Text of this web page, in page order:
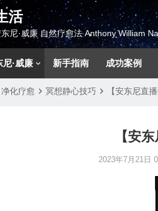
活
尼·威廉 自然疗愈法 Anthony William
尼·威廉 新手指南 成功案例
净化疗愈 冥想静心技巧 【安东尼直
【安
2023年7月21日